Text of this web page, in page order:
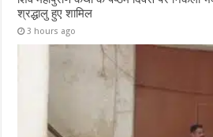
श्रद्धालु हुए शामिल
3 hours ago